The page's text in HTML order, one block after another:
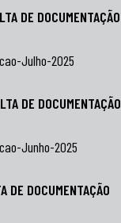
DE DOCUMENTAÇÃO
Julho-2025
DE DOCUMENTAÇÃO
Junho-2025
DE DOCUMENTAÇÃO